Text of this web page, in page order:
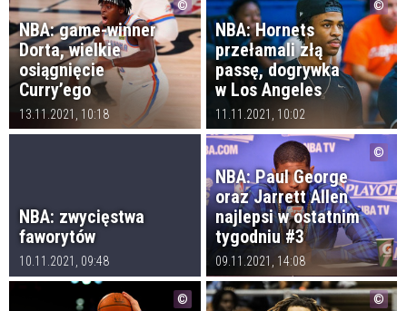
NBA: game-winner
Dorta, wielkie
osiągnięcie
Curry’ego
13.11.2021, 10:18
NBA: Hornets
przełamali złą
passę, dogrywka
w Los Angeles
11.11.2021, 10:02
NBA: zwycięstwa
faworytów
10.11.2021, 09:48
NBA: Paul George
oraz Jarrett Allen
najlepsi w ostatnim
tygodniu #3
09.11.2021, 14:08